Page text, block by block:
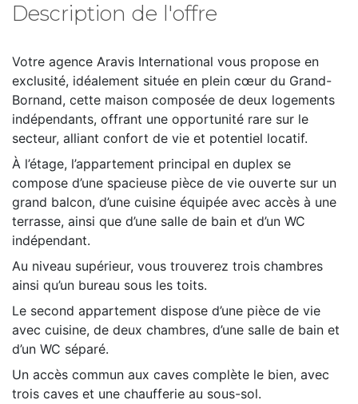
Description de l'offre
Votre agence Aravis International vous propose en
exclusité, idéalement située en plein cœur du Grand-
Bornand, cette maison composée de deux logements
indépendants, offrant une opportunité rare sur le
secteur, alliant confort de vie et potentiel locatif.
À l’étage, l’appartement principal en duplex se
compose d’une spacieuse pièce de vie ouverte sur un
grand balcon, d’une cuisine équipée avec accès à une
terrasse, ainsi que d’une salle de bain et d’un WC
indépendant.
Au niveau supérieur, vous trouverez trois chambres
ainsi qu’un bureau sous les toits.
Le second appartement dispose d’une pièce de vie
avec cuisine, de deux chambres, d’une salle de bain et
d’un WC séparé.
Un accès commun aux caves complète le bien, avec
trois caves et une chaufferie au sous-sol.